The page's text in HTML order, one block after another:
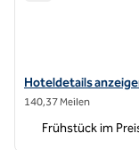
Hoteldetails für
Hoteldetails
140,37 Meilen
Frühstück im